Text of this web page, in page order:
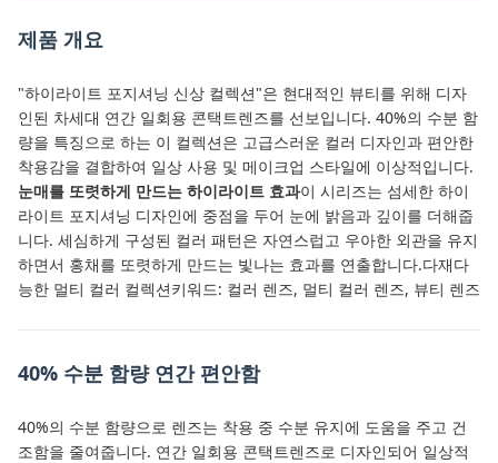
제품 개요
"하이라이트 포지셔닝 신상 컬렉션"은 현대적인 뷰티를 위해 디자
인된 차세대 연간 일회용 콘택트렌즈를 선보입니다. 40%의 수분 함
량을 특징으로 하는 이 컬렉션은 고급스러운 컬러 디자인과 편안한
착용감을 결합하여 일상 사용 및 메이크업 스타일에 이상적입니다.
눈매를 또렷하게 만드는 하이라이트 효과이 시리즈는 섬세한 하이
라이트 포지셔닝 디자인에 중점을 두어 눈에 밝음과 깊이를 더해줍
니다. 세심하게 구성된 컬러 패턴은 자연스럽고 우아한 외관을 유지
하면서 홍채를 또렷하게 만드는 빛나는 효과를 연출합니다.다재다
능한 멀티 컬러 컬렉션키워드: 컬러 렌즈, 멀티 컬러 렌즈, 뷰티 렌즈
40% 수분 함량 연간 편안함
40%의 수분 함량으로 렌즈는 착용 중 수분 유지에 도움을 주고 건
조함을 줄여줍니다. 연간 일회용 콘택트렌즈로 디자인되어 일상적